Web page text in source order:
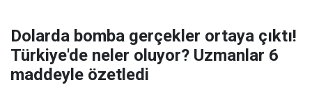
Dolarda bomba gerçekler ortaya çıktı!
Türkiye'de neler oluyor? Uzmanlar 6
maddeyle özetledi